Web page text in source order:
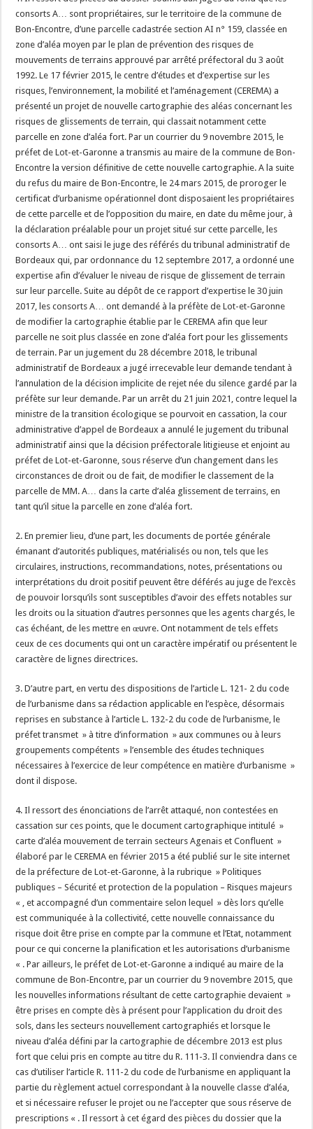
consorts A… sont propriétaires, sur le territoire de la commune de
Bon-Encontre, d’une parcelle cadastrée section AI n° 159, classée en
zone d’aléa moyen par le plan de prévention des risques de
mouvements de terrains approuvé par arrêté préfectoral du 3 août
1992. Le 17 février 2015, le centre d’études et d’expertise sur les
risques, l’environnement, la mobilité et l’aménagement (CEREMA) a
présenté un projet de nouvelle cartographie des aléas concernant les
risques de glissements de terrain, qui classait notamment cette
parcelle en zone d’aléa fort. Par un courrier du 9 novembre 2015, le
préfet de Lot-et-Garonne a transmis au maire de la commune de Bon-
Encontre la version définitive de cette nouvelle cartographie. A la suite
du refus du maire de Bon-Encontre, le 24 mars 2015, de proroger le
certificat d’urbanisme opérationnel dont disposaient les propriétaires
de cette parcelle et de l’opposition du maire, en date du même jour, à
la déclaration préalable pour un projet situé sur cette parcelle, les
consorts A… ont saisi le juge des référés du tribunal administratif de
Bordeaux qui, par ordonnance du 12 septembre 2017, a ordonné une
expertise afin d’évaluer le niveau de risque de glissement de terrain
sur leur parcelle. Suite au dépôt de ce rapport d’expertise le 30 juin
2017, les consorts A… ont demandé à la préfète de Lot-et-Garonne
de modifier la cartographie établie par le CEREMA afin que leur
parcelle ne soit plus classée en zone d’aléa fort pour les glissements
de terrain. Par un jugement du 28 décembre 2018, le tribunal
administratif de Bordeaux a jugé irrecevable leur demande tendant à
l’annulation de la décision implicite de rejet née du silence gardé par la
préfète sur leur demande. Par un arrêt du 21 juin 2021, contre lequel la
ministre de la transition écologique se pourvoit en cassation, la cour
administrative d’appel de Bordeaux a annulé le jugement du tribunal
administratif ainsi que la décision préfectorale litigieuse et enjoint au
préfet de Lot-et-Garonne, sous réserve d’un changement dans les
circonstances de droit ou de fait, de modifier le classement de la
parcelle de MM. A… dans la carte d’aléa glissement de terrains, en
tant qu’il situe la parcelle en zone d’aléa fort.
2. En premier lieu, d’une part, les documents de portée générale
émanant d’autorités publiques, matérialisés ou non, tels que les
circulaires, instructions, recommandations, notes, présentations ou
interprétations du droit positif peuvent être déférés au juge de l’excès
de pouvoir lorsqu’ils sont susceptibles d’avoir des effets notables sur
les droits ou la situation d’autres personnes que les agents chargés, le
cas échéant, de les mettre en œuvre. Ont notamment de tels effets
ceux de ces documents qui ont un caractère impératif ou présentent le
caractère de lignes directrices.
3. D’autre part, en vertu des dispositions de l’article L. 121- 2 du code
de l’urbanisme dans sa rédaction applicable en l’espèce, désormais
reprises en substance à l’article L. 132-2 du code de l’urbanisme, le
préfet transmet » à titre d’information » aux communes ou à leurs
groupements compétents » l’ensemble des études techniques
nécessaires à l’exercice de leur compétence en matière d’urbanisme »
dont il dispose.
4. Il ressort des énonciations de l’arrêt attaqué, non contestées en
cassation sur ces points, que le document cartographique intitulé »
carte d’aléa mouvement de terrain secteurs Agenais et Confluent »
élaboré par le CEREMA en février 2015 a été publié sur le site internet
de la préfecture de Lot-et-Garonne, à la rubrique » Politiques
publiques – Sécurité et protection de la population – Risques majeurs
« , et accompagné d’un commentaire selon lequel » dès lors qu’elle
est communiquée à la collectivité, cette nouvelle connaissance du
risque doit être prise en compte par la commune et l’Etat, notamment
pour ce qui concerne la planification et les autorisations d’urbanisme
« . Par ailleurs, le préfet de Lot-et-Garonne a indiqué au maire de la
commune de Bon-Encontre, par un courrier du 9 novembre 2015, que
les nouvelles informations résultant de cette cartographie devaient »
être prises en compte dès à présent pour l’application du droit des
sols, dans les secteurs nouvellement cartographiés et lorsque le
niveau d’aléa défini par la cartographie de décembre 2013 est plus
fort que celui pris en compte au titre du R. 111-3. Il conviendra dans ce
cas d’utiliser l’article R. 111-2 du code de l’urbanisme en appliquant la
partie du règlement actuel correspondant à la nouvelle classe d’aléa,
et si nécessaire refuser le projet ou ne l’accepter que sous réserve de
prescriptions « . Il ressort à cet égard des pièces du dossier que la